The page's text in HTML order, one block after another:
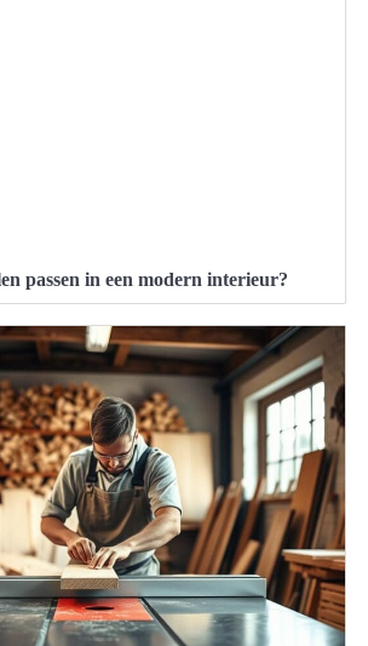
passen in een modern interieur?